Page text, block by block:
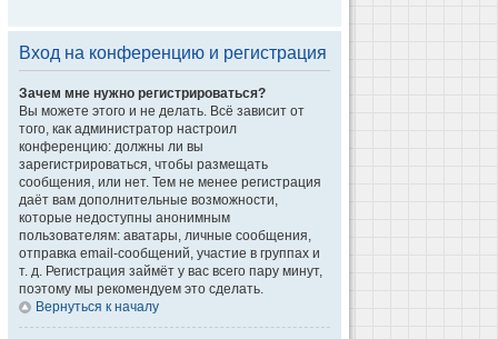
Вход на конференцию и регистрация
Зачем мне нужно регистрироваться?
Вы можете этого и не делать. Всё зависит от
того, как администратор настроил
конференцию: должны ли вы
зарегистрироваться, чтобы размещать
сообщения, или нет. Тем не менее регистрация
даёт вам дополнительные возможности,
которые недоступны анонимным
пользователям: аватары, личные сообщения,
отправка email-сообщений, участие в группах и
т. д. Регистрация займёт у вас всего пару минут,
поэтому мы рекомендуем это сделать.
Вернуться к началу